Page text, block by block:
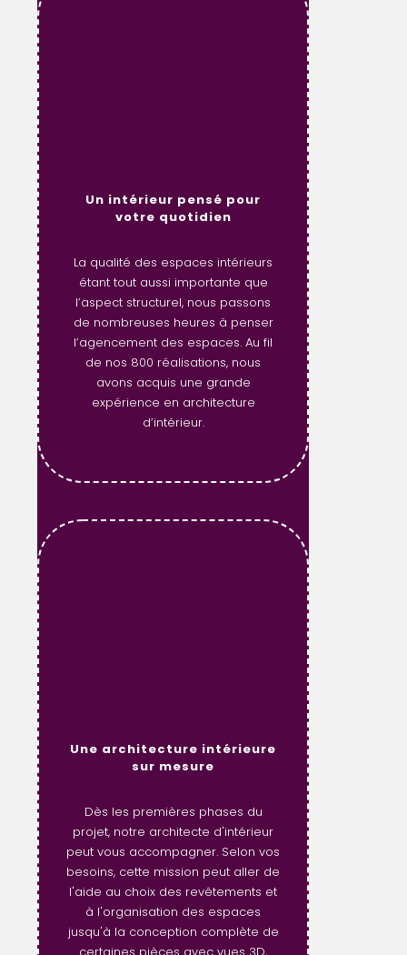
Un intérieur pensé pour
votre quotidien
La qualité des espaces intérieurs
étant tout aussi importante que
l’aspect structurel, nous passons
de nombreuses heures à penser
l’agencement des espaces. Au fil
de nos 800 réalisations, nous
avons acquis une grande
expérience en architecture
d’intérieur.
Une architecture intérieure
sur mesure
Dès les premières phases du
projet, notre architecte d'intérieur
peut vous accompagner. Selon vos
besoins, cette mission peut aller de
l'aide au choix des revêtements et
à l'organisation des espaces
jusqu'à la conception complète de